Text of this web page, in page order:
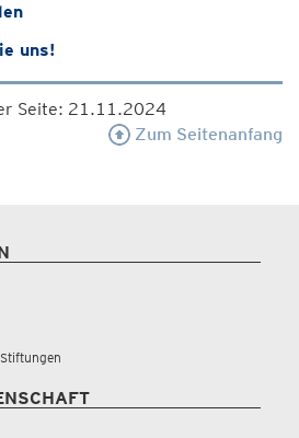
uns!
Seite: 21.11.2024
Zum Seitenanfang